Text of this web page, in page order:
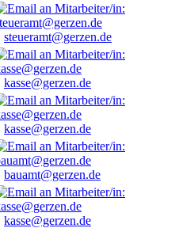
steueramt@gerzen.de
kasse@gerzen.de
kasse@gerzen.de
bauamt@gerzen.de
kasse@gerzen.de